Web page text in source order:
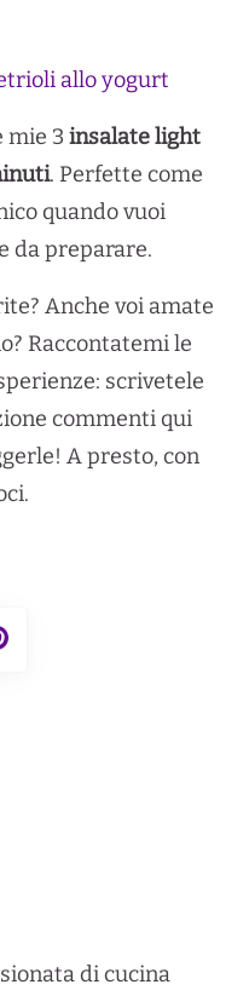
allo yogurt
mie 3 insalate light
. Perfette come
quando vuoi
da preparare.
Anche voi amate
Raccontatemi le
scrivetele
commenti qui
A presto, con
di cucina